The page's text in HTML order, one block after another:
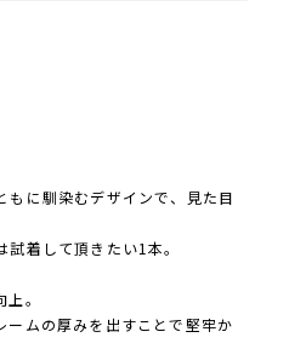
もに馴染むデザインで、見た目
着して頂きたい1本。
。
ームの厚みを出すことで堅牢か